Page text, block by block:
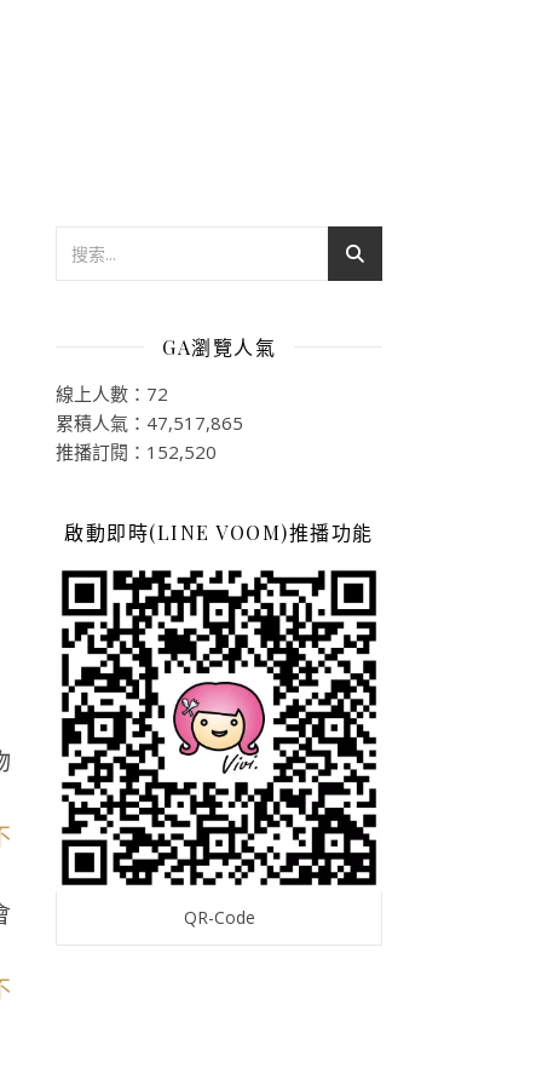
GA瀏覽人氣
線上人數：72
累積人氣：47,517,865
推播訂閱：152,520
啟動即時(LINE VOOM)推播功能
QR-Code